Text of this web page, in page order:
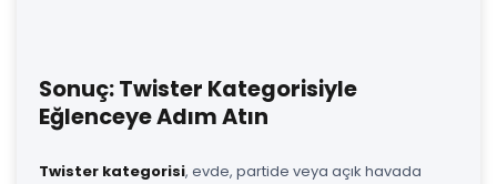
Sonuç: Twister Kategorisiyle
Eğlenceye Adım Atın
Twister kategorisi, evde, partide veya açık havada